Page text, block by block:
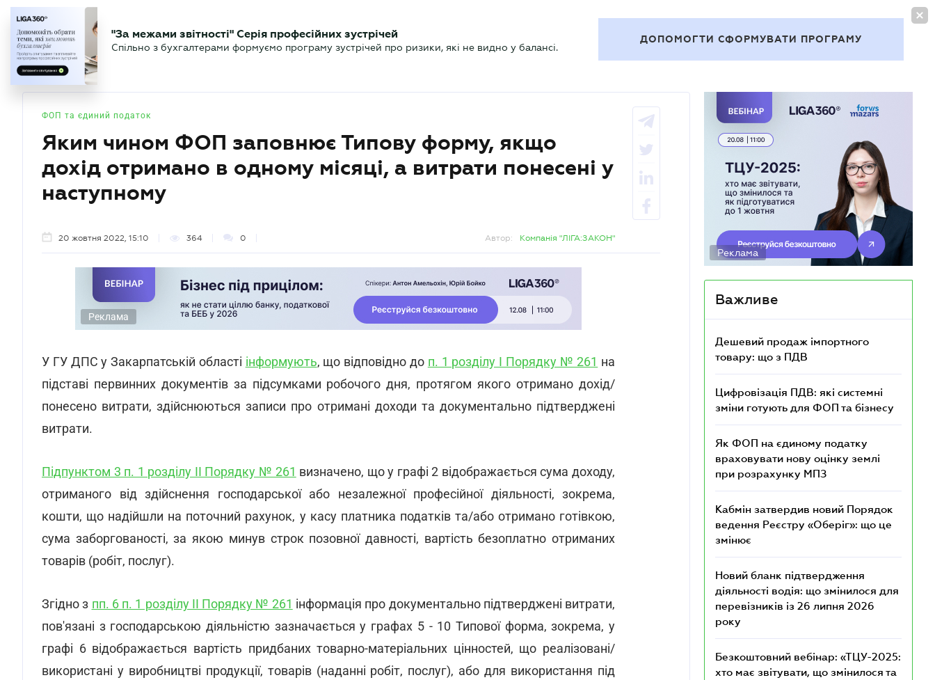
БУХГАЛТЕР Новини Аналітика Календар Актуально
"За межами звітності" Серія професійних зустрічей
Спільно з бухгалтерами формуємо програму зустрічей про ризики, які не видно у балансі.
ДОПОМОГТИ СФОРМУВАТИ ПРОГРАМУ
ФОП та єдиний податок
Яким чином ФОП заповнює Типову форму, якщо
дохід отримано в одному місяці, а витрати понесені у
наступному
20 жовтня 2022, 15:10 364 0 Автор: Компанія "ЛІГА:ЗАКОН"
Реклама
У ГУ ДПС у Закарпатській області інформують, що відповідно до п. 1 розділу І Порядку № 261 на
підставі первинних документів за підсумками робочого дня, протягом якого отримано дохід/
понесено витрати, здійснюються записи про отримані доходи та документально підтверджені
витрати.
Підпунктом 3 п. 1 розділу ІІ Порядку № 261 визначено, що у графі 2 відображається сума доходу,
отриманого від здійснення господарської або незалежної професійної діяльності, зокрема,
кошти, що надійшли на поточний рахунок, у касу платника податків та/або отримано готівкою,
сума заборгованості, за якою минув строк позовної давності, вартість безоплатно отриманих
товарів (робіт, послуг).
Згідно з пп. 6 п. 1 розділу ІІ Порядку № 261 інформація про документально підтверджені витрати,
пов'язані з господарською діяльністю зазначається у графах 5 - 10 Типової форма, зокрема, у
графі 6 відображається вартість придбаних товарно-матеріальних цінностей, що реалізовані/
використані у виробництві продукції, товарів (наданні робіт, послуг), або для використання під
Реклама
Важливе
Дешевий продаж імпортного
товару: що з ПДВ
Цифровізація ПДВ: які системні
зміни готують для ФОП та бізнесу
Як ФОП на єдиному податку
враховувати нову оцінку землі
при розрахунку МПЗ
Кабмін затвердив новий Порядок
ведення Реєстру «Оберіг»: що це
змінює
Новий бланк підтвердження
діяльності водія: що змінилося для
перевізників із 26 липня 2026
року
Безкоштовний вебінар: «ТЦУ-2025:
хто має звітувати, що змінилося та